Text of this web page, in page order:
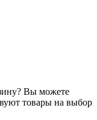
Вы можете
товары на выбор